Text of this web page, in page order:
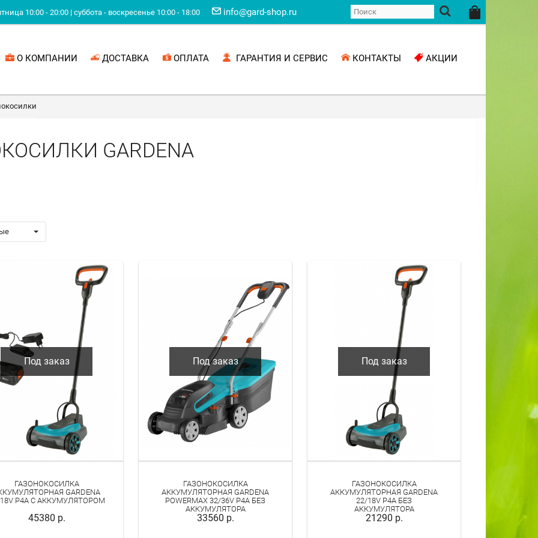
10:00 - 20:00 | суббота - воскресенье 10:00 - 18:00 info@gard-shop.ru
О КОМПАНИИ ДОСТАВКА ОПЛАТА ГАРАНТИЯ И СЕРВИС КОНТАКТЫ АКЦИИ
GARDENA
Под заказ
ГАЗОНОКОСИЛКА
GARDENA
P4A С АККУМУЛЯТОРОМ
45380 р.
Под заказ
ГАЗОНОКОСИЛКА
АККУМУЛЯТОРНАЯ GARDENA
POWERMAX 32/36V P4A БЕЗ
АККУМУЛЯТОРА
33560 р.
Под заказ
ГАЗОНОКОСИЛКА
АККУМУЛЯТОРНАЯ GARDENA
22/18V P4A БЕЗ
АККУМУЛЯТОРА
21290 р.